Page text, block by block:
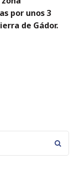
por unos 3
de Gádor.